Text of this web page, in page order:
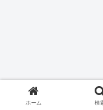
ホーム 検